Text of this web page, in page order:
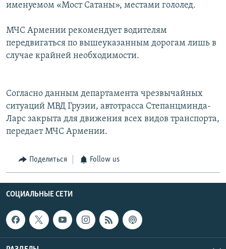
именуемом «Мост Сатаны», местами гололед.
МЧС Армении рекомендует водителям
передвигаться по вышеуказанным дорогам лишь в
случае крайней необходимости.
Согласно данным департамента чрезвычайных
ситуаций МВД Грузии, автотрасса Степанцминда-
Ларс закрыта для движения всех видов транспорта,
передает МЧС Армении.
Поделиться Follow us
СОЦИАЛЬНЫЕ СЕТИ